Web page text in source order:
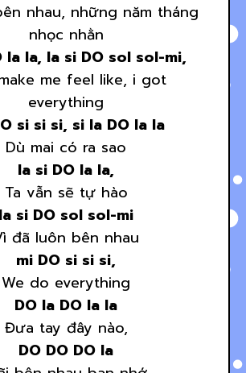
nhau, những năm tháng
nhọc nhằn
la la, la si DO sol sol-mi,
me feel like, i got
everything
si si si, si la DO la la
Dù mai có ra sao
la si DO la la,
Ta vẫn sẽ tự hào
la si DO sol sol-mi
đã luôn bên nhau
mi DO si si si,
We do everything
DO la DO la la
Đưa tay đây nào,
DO DO DO la